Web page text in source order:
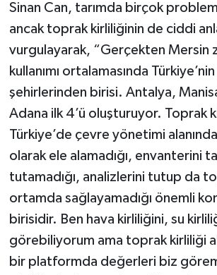
Sinan Can, tarımda birçok
ancak toprak kirliliğinin de ciddi
vurgulayarak, “Gerçekten Mersin
kullanımı ortalamasında
şehirlerinden birisi. Antalya,
Adana ilk 4’ü oluşturuyor. Toprak
Türkiye’de çevre yönetimi alanında
olarak ele alamadığı, envanterini
tutamadığı, analizlerini tutup da
ortamda sağlayamadığı önemli
birisidir. Ben hava kirliliğini, su
görebiliyorum ama toprak kirliliği
bir platformda değerleri biz